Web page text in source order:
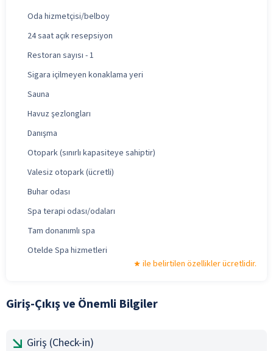
Oda hizmetçisi/belboy
24 saat açık resepsiyon
Restoran sayısı - 1
Sigara içilmeyen konaklama yeri
Sauna
Havuz şezlongları
Danışma
Otopark (sınırlı kapasiteye sahiptir)
Valesiz otopark (ücretli)
Buhar odası
Spa terapi odası/odaları
Tam donanımlı spa
Otelde Spa hizmetleri
ile belirtilen özellikler ücretlidir.
Giriş-Çıkış ve Önemli Bilgiler
Giriş (Check-in)